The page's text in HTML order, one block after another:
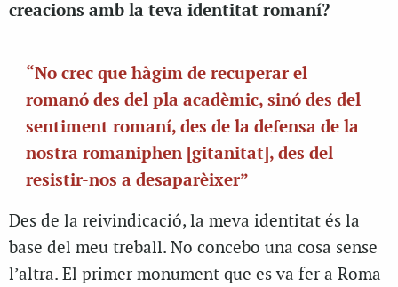
creacions amb la teva identitat romaní?
“No crec que hàgim de recuperar el
romanó des del pla acadèmic, sinó des del
sentiment romaní, des de la defensa de la
nostra romaniphen [gitanitat], des del
resistir-nos a desaparèixer”
Des de la reivindicació, la meva identitat és la
base del meu treball. No concebo una cosa sense
l’altra. El primer monument que es va fer a Roma